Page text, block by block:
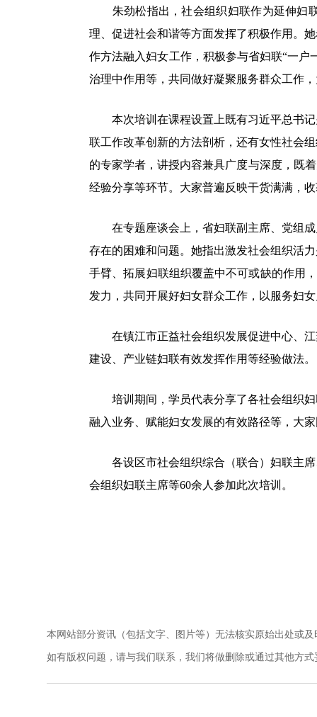
朱劲松指出，社会组织妇联作为延伸妇联
理、促进社会和谐等方面发挥了积极作用。
作方法融入妇女工作，积极参与省妇联“一户
治理中作用等，共同做好凝聚服务群众工作
本次培训在课程设置上既有习近平总书记
联工作改革创新的方法剖析，还有女性社会
的专家学者，讲授内容兼具广度与深度，既
经验分享等环节。大家普遍反映干货满满，
在专题座谈会上，省妇联副主席、党组成
存在的困难和问题。她指出激发社会组织活
手臂、拓展妇联组织覆盖中不可或缺的作用
发力，共同开展好妇女群众工作，以服务妇
在镇江市正益社会组织发展促进中心、江
建设、产业链妇联有效发挥作用等经验做法。
培训期间，学员代表分享了各社会组织妇
融入业务、赋能妇女发展的有效路径等，大
各设区市社会组织综合（联合）妇联主席
会组织妇联主席等60余人参加此次培训。
本网站部分资讯（包括文字、图片等）无法核实原始出处或
如有版权问题，请与我们联系，我们将做删除或通过其他方式